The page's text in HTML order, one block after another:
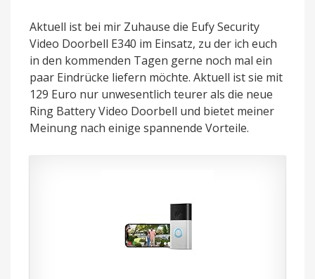
Aktuell ist bei mir Zuhause die Eufy Security
Video Doorbell E340 im Einsatz, zu der ich euch
in den kommenden Tagen gerne noch mal ein
paar Eindrücke liefern möchte. Aktuell ist sie mit
129 Euro nur unwesentlich teurer als die neue
Ring Battery Video Doorbell und bietet meiner
Meinung nach einige spannende Vorteile.